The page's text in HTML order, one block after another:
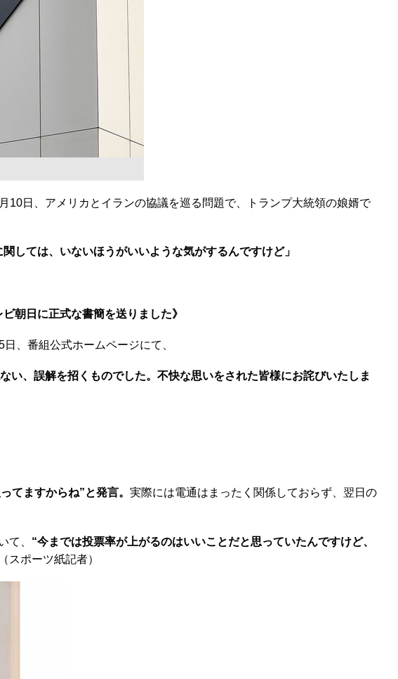
日、アメリカとイランの協議を巡る問題で、トランプ大統領の娘婿で
しては、いないほうがいいような気がするんですけど」
朝日に正式な書簡を送りました》
、番組公式ホームページにて、
い、誤解を招くものでした。不快な思いをされた皆様にお詫びいたしま
てますからね”と発言。 実際には電通はまったく関係しておらず、翌日の
て、 “今までは投票率が上がるのはいいことだと思っていたんですけど、
スポーツ紙記者）